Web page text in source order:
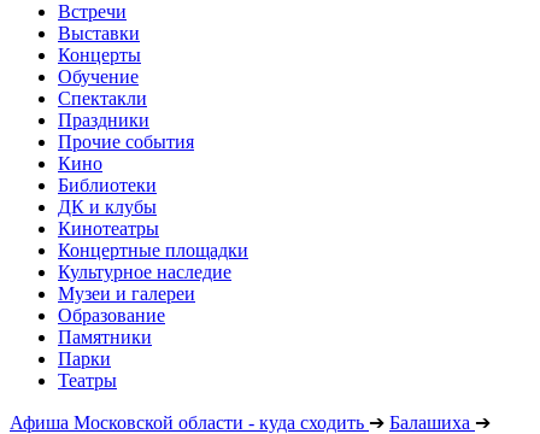
Встречи
Выставки
Концерты
Обучение
Спектакли
Праздники
Прочие события
Кино
Библиотеки
ДК и клубы
Кинотеатры
Концертные площадки
Культурное наследие
Музеи и галереи
Образование
Памятники
Парки
Театры
Афиша Московской области - куда сходить ➔ Балашиха ➔